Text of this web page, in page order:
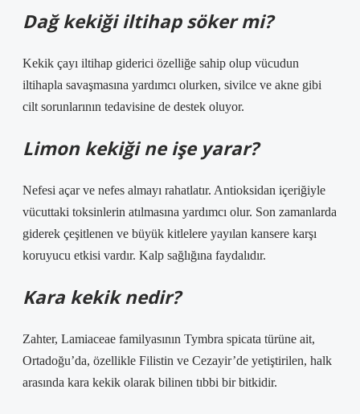
Dağ kekiği iltihap söker mi?
Kekik çayı iltihap giderici özelliğe sahip olup vücudun
iltihapla savaşmasına yardımcı olurken, sivilce ve akne gibi
cilt sorunlarının tedavisine de destek oluyor.
Limon kekiği ne işe yarar?
Nefesi açar ve nefes almayı rahatlatır. Antioksidan içeriğiyle
vücuttaki toksinlerin atılmasına yardımcı olur. Son zamanlarda
giderek çeşitlenen ve büyük kitlelere yayılan kansere karşı
koruyucu etkisi vardır. Kalp sağlığına faydalıdır.
Kara kekik nedir?
Zahter, Lamiaceae familyasının Tymbra spicata türüne ait,
Ortadoğu’da, özellikle Filistin ve Cezayir’de yetiştirilen, halk
arasında kara kekik olarak bilinen tıbbi bir bitkidir.